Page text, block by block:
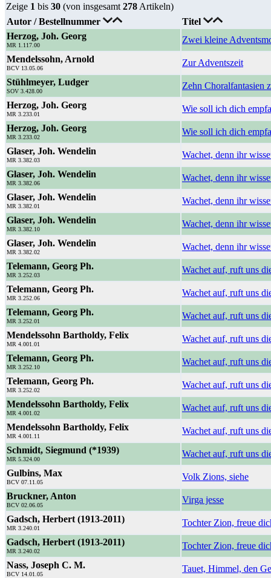
Zeige 1 bis 30 (von insgesamt 278 Artikeln)
Autor / Bestellnummer
Titel
Herzog, Joh. Georg
MR 1.117.00
Zwei kleine
Mendelssohn, Arnold
BCV 13.05.06
Zur Adventszeit
Stühlmeyer, Ludger
SOV 3.428.00
Zehn Choralfantasien
Herzog, Joh. Georg
MR 3.233.01
Wie soll ich dich
Herzog, Joh. Georg
MR 3.233.02
Wie soll ich dich
Glaser, Joh. Wendelin
MR 3.382.03
Wachet, denn ihr
Glaser, Joh. Wendelin
MR 3.382.06
Wachet, denn ihr
Glaser, Joh. Wendelin
MR 3.382.01
Wachet, denn ihr
Glaser, Joh. Wendelin
MR 3.382.10
Wachet, denn ihr
Glaser, Joh. Wendelin
MR 3.382.02
Wachet, denn ihr
Telemann, Georg Ph.
MR 3.252.03
Wachet auf, ruft uns
Telemann, Georg Ph.
MR 3.252.06
Wachet auf, ruft uns
Telemann, Georg Ph.
MR 3.252.01
Wachet auf, ruft uns
Mendelssohn Bartholdy, Felix
MR 4.001.01
Wachet auf, ruft uns
Telemann, Georg Ph.
MR 3.252.10
Wachet auf, ruft uns
Telemann, Georg Ph.
MR 3.252.02
Wachet auf, ruft uns
Mendelssohn Bartholdy, Felix
MR 4.001.02
Wachet auf, ruft uns
Mendelssohn Bartholdy, Felix
MR 4.001.11
Wachet auf, ruft uns
Schmidt, Siegmund (*1939)
MR 5.324.00
Wachet auf, ruft uns
Gulbins, Max
BCV 07.11.05
Volk Zions, siehe
Bruckner, Anton
BCV 02.06.05
Virga jesse
Gadsch, Herbert (1913-2011)
MR 3.240.01
Tochter Zion, freue
Gadsch, Herbert (1913-2011)
MR 3.240.02
Tochter Zion, freue
Nass, Joseph C. M.
BCV 14.01.05
Tauet, Himmel, den